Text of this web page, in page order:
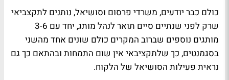
כולם כבר יודעים, משרדי פרסום וסושיאל, נותנים לתקצביאי
שרק לפני שנתיים סיים תואר לנהל מותג, יחד עם 3-6
מותגים נוספים שברוב המקרים כולם שונים אחד מהשני
בסגמנטים, כך שלתקציבאי אין שום התמחות ובהתאם כך גם
נראית פעילות הסושיאל של הלקוח.